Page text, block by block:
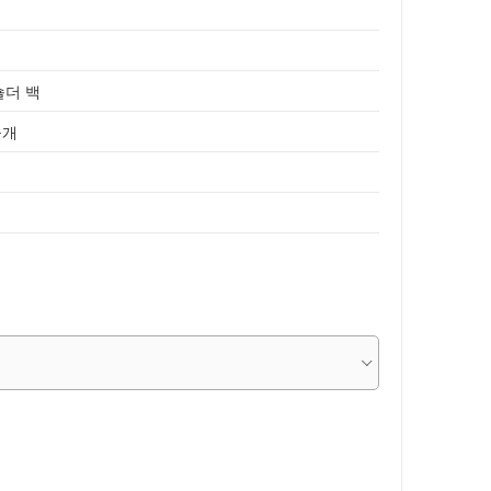
더 백